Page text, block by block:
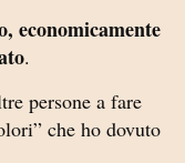
economicamente
.
persone a fare
che ho dovuto